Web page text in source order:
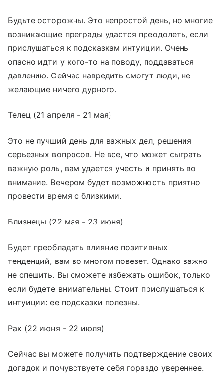
Будьте осторожны. Это непростой день, но многие
возникающие преграды удастся преодолеть, если
прислушаться к подсказкам интуиции. Очень
опасно идти у кого-то на поводу, поддаваться
давлению. Сейчас навредить смогут люди, не
желающие ничего дурного.
Телец (21 апреля - 21 мая)
Это не лучший день для важных дел, решения
серьезных вопросов. Не все, что может сыграть
важную роль, вам удается учесть и принять во
внимание. Вечером будет возможность приятно
провести время с близкими.
Близнецы (22 мая - 23 июня)
Будет преобладать влияние позитивных
тенденций, вам во многом повезет. Однако важно
не спешить. Вы сможете избежать ошибок, только
если будете внимательны. Стоит прислушаться к
интуиции: ее подсказки полезны.
Рак (22 июня - 22 июля)
Сейчас вы можете получить подтверждение своих
догадок и почувствуете себя гораздо увереннее.